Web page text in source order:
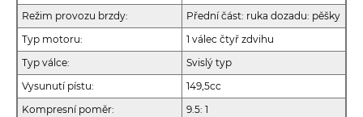
Režim provozu brzdy:
Přední část: ruka dozadu: pěšky
Typ motoru:
1 válec čtyř zdvihu
Typ válce:
Svislý typ
Vysunutí pístu:
149,5cc
Kompresní poměr:
9.5: 1